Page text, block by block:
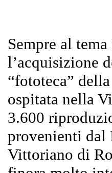
Sempre al
l’acquisizione
“fototeca”
ospitata nella
3.600
provenienti dal
Vittoriano di